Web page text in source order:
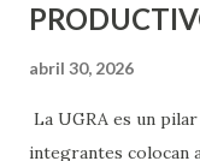
abril 30, 2026
La UGRA es un
integrantes colocan